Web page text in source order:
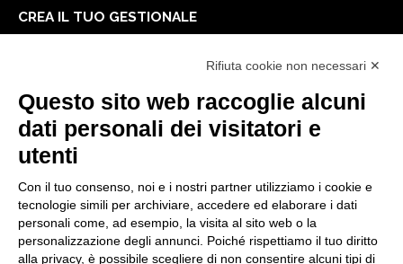
CREA IL TUO GESTIONALE
E-Book
Blog
NOTE LEGALI
Informative Privacy
Security Policy
Documentazione contrattuale e GDPR
Rifiuta cookie non necessari ✕
Questo sito web raccoglie alcuni
dati personali dei visitatori e
utenti
Con il tuo consenso, noi e i nostri partner utilizziamo i cookie e
tecnologie simili per archiviare, accedere ed elaborare i dati
personali come, ad esempio, la visita al sito web o la
personalizzazione degli annunci. Poiché rispettiamo il tuo diritto
alla privacy, è possibile scegliere di non consentire alcuni tipi di